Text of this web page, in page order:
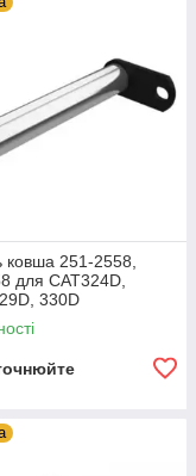
ковша 251-2558,
для CAT324D,
330D